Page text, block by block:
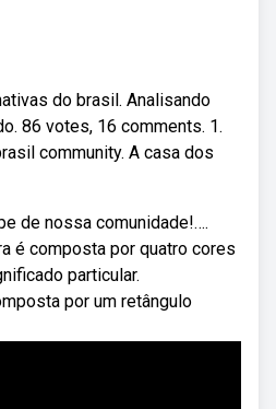
do brasil. Analisando
86 votes, 16 comments. 1.
community. A casa dos
de nossa comunidade!….
é composta por quatro cores
particular.
por um retângulo